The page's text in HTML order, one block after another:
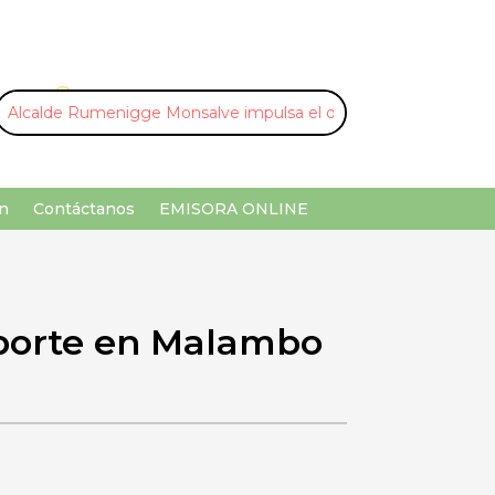
U ¡Buscar por palabra clave!
Contáctanos EMISORA ONLINE
en Malambo